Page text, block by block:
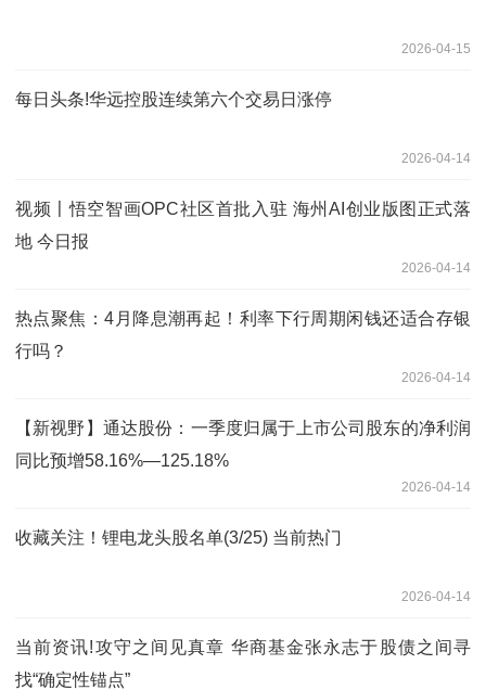
2026-04-15
每日头条!华远控股连续第六个交易日涨停
2026-04-14
视频〡悟空智画OPC社区首批入驻 海州AI创业版图正式落
地 今日报
2026-04-14
热点聚焦：4月降息潮再起！利率下行周期闲钱还适合存银
行吗？
2026-04-14
【新视野】通达股份：一季度归属于上市公司股东的净利润
同比预增58.16%—125.18%
2026-04-14
收藏关注！锂电龙头股名单(3/25) 当前热门
2026-04-14
当前资讯!攻守之间见真章 华商基金张永志于股债之间寻
找“确定性锚点”